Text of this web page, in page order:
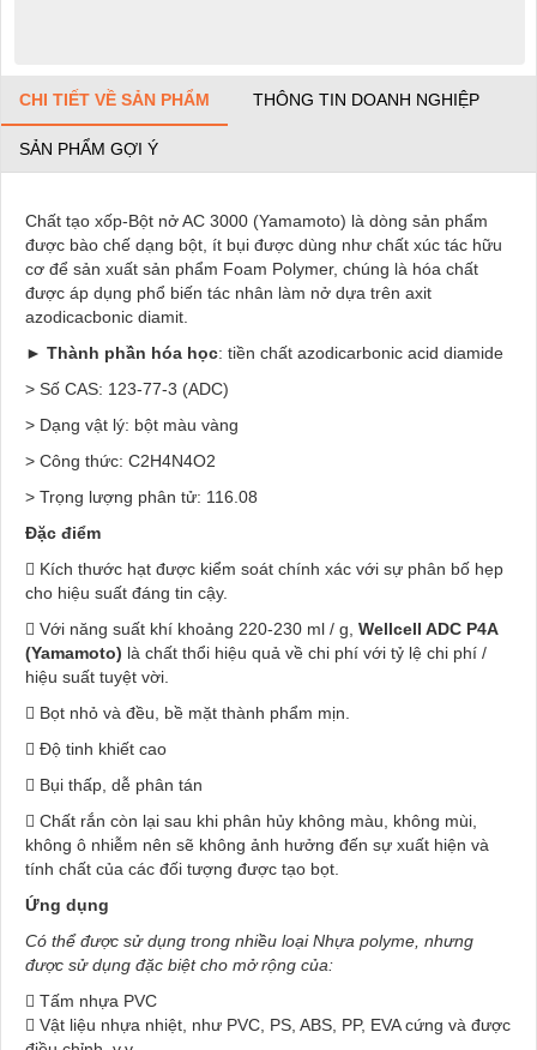
CHI TIẾT VỀ SẢN PHẨM THÔNG TIN DOANH NGHIỆP
SẢN PHẨM GỢI Ý
Chất tạo xốp-Bột nở AC 3000 (Yamamoto) là dòng sản phẩm
được bào chế dạng bột, ít bụi được dùng như chất xúc tác hữu
cơ để sản xuất sản phẩm Foam Polymer, chúng là hóa chất
được áp dụng phổ biến tác nhân làm nở dựa trên axit
azodicacbonic diamit.
► Thành phần hóa học: tiền chất azodicarbonic acid diamide
> Số CAS: 123-77-3 (ADC)
> Dạng vật lý: bột màu vàng
> Công thức: C2H4N4O2
> Trọng lượng phân tử: 116.08
Đặc điểm
 Kích thước hạt được kiểm soát chính xác với sự phân bố hẹp
cho hiệu suất đáng tin cậy.
 Với năng suất khí khoảng 220-230 ml / g, Wellcell ADC P4A
(Yamamoto) là chất thổi hiệu quả về chi phí với tỷ lệ chi phí /
hiệu suất tuyệt vời.
 Bọt nhỏ và đều, bề mặt thành phẩm mịn.
 Độ tinh khiết cao
 Bụi thấp, dễ phân tán
 Chất rắn còn lại sau khi phân hủy không màu, không mùi,
không ô nhiễm nên sẽ không ảnh hưởng đến sự xuất hiện và
tính chất của các đối tượng được tạo bọt.
Ứng dụng
Có thể được sử dụng trong nhiều loại Nhựa polyme, nhưng
được sử dụng đặc biệt cho mở rộng của:
 Tấm nhựa PVC
 Vật liệu nhựa nhiệt, như PVC, PS, ABS, PP, EVA cứng và được